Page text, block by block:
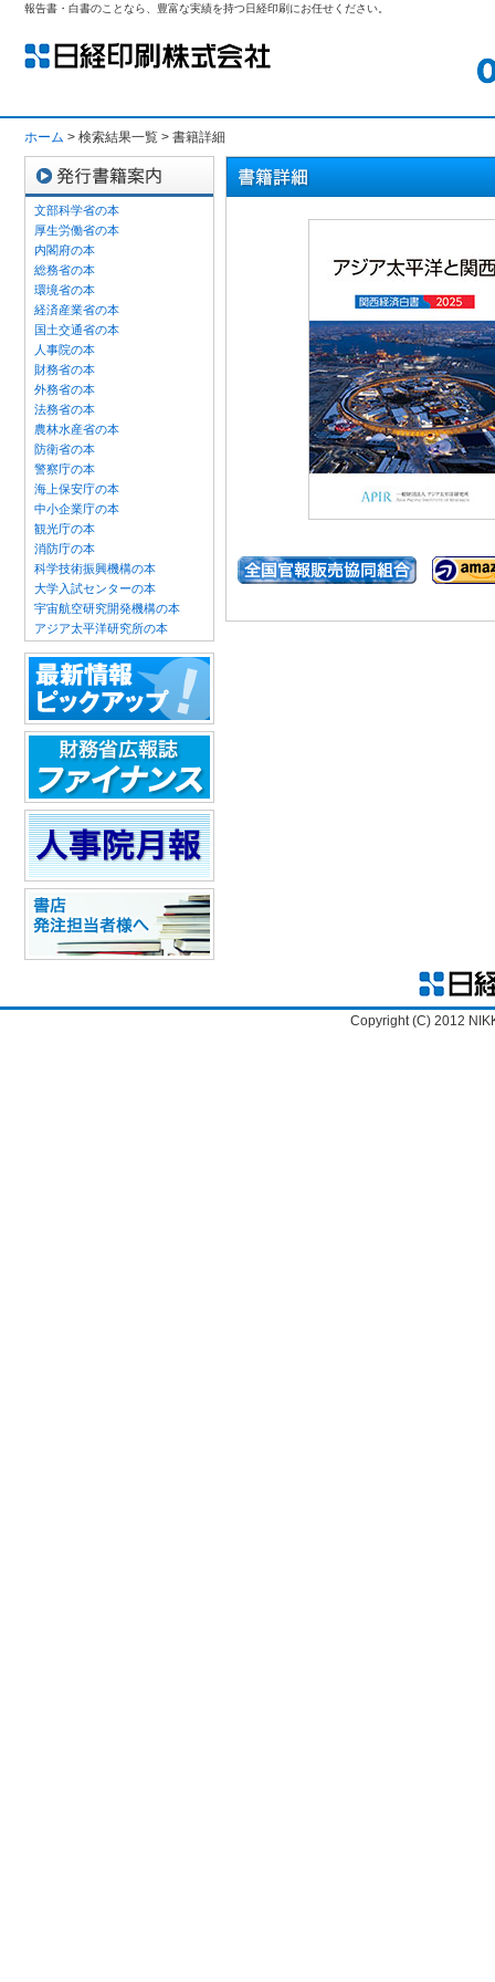
報告書・白書のことなら、豊富な実績を持つ日経印刷にお任せください。
ホーム > 検索結果一覧 > 書籍詳細
文部科学省の本
厚生労働省の本
内閣府の本
総務省の本
環境省の本
経済産業省の本
国土交通省の本
人事院の本
財務省の本
外務省の本
法務省の本
農林水産省の本
防衛省の本
警察庁の本
海上保安庁の本
中小企業庁の本
観光庁の本
消防庁の本
科学技術振興機構の本
大学入試センターの本
宇宙航空研究開発機構の本
アジア太平洋研究所の本
Copyright (C) 2012